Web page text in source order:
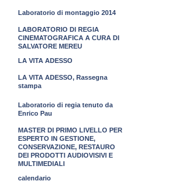
Laboratorio di montaggio 2014
LABORATORIO DI REGIA
CINEMATOGRAFICA A CURA DI
SALVATORE MEREU
LA VITA ADESSO
LA VITA ADESSO, Rassegna
stampa
Laboratorio di regia tenuto da
Enrico Pau
MASTER DI PRIMO LIVELLO PER
ESPERTO IN GESTIONE,
CONSERVAZIONE, RESTAURO
DEI PRODOTTI AUDIOVISIVI E
MULTIMEDIALI
calendario